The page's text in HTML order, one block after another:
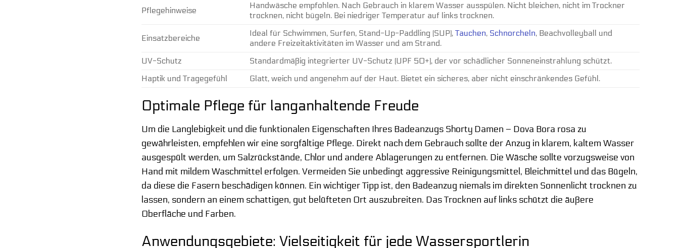
Pflegehinweise
Handwäsche empfohlen. Nach Gebrauch in klarem Wasser ausspülen. Nicht bleichen, nicht im Trockner
trocknen, nicht bügeln. Bei niedriger Temperatur auf links trocknen.
Einsatzbereiche
Ideal für Schwimmen, Surfen, Stand-Up-Paddling (SUP),Tauchen, Schnorcheln, Beachvolleyball und
andere Freizeitaktivitäten im Wasser und am Strand.
UV-Schutz
Standardmäßig integrierter UV-Schutz (UPF 50+), der vor schädlicher Sonneneinstrahlung schützt.
Haptik und Tragegefühl
Glatt, weich und angenehm auf der Haut. Bietet ein sicheres, aber nicht einschränkendes Gefühl.
Optimale Pflege für langanhaltende Freude
Um die Langlebigkeit und die funktionalen Eigenschaften Ihres Badeanzugs Shorty Damen – Dova Bora rosa zu
gewährleisten, empfehlen wir eine sorgfältige Pflege. Direkt nach dem Gebrauch sollte der Anzug in klarem, kaltem Wasser
ausgespült werden, um Salzrückstände, Chlor und andere Ablagerungen zu entfernen. Die Wäsche sollte vorzugsweise von
Hand mit mildem Waschmittel erfolgen. Vermeiden Sie unbedingt aggressive Reinigungsmittel, Bleichmittel und das Bügeln,
da diese die Fasern beschädigen können. Ein wichtiger Tipp ist, den Badeanzug niemals im direkten Sonnenlicht trocknen zu
lassen, sondern an einem schattigen, gut belüfteten Ort auszubreiten. Das Trocknen auf links schützt die äußere
Oberfläche und Farben.
Anwendungsgebiete: Vielseitigkeit für jede Wassersportlerin